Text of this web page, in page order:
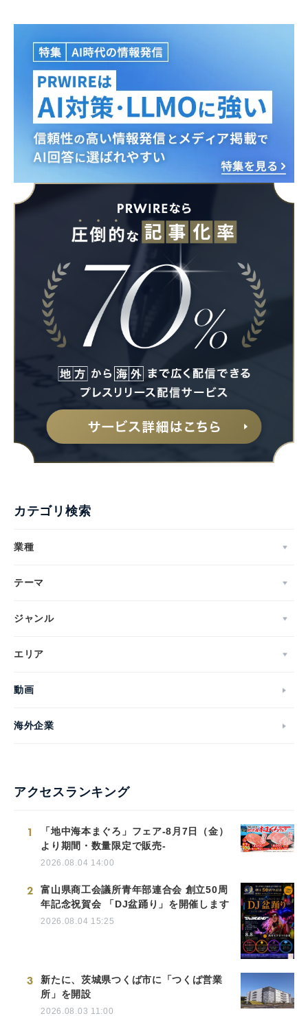
カテゴリ検索
業種
テーマ
ジャンル
エリア
動画
海外企業
アクセスランキング
1
「地中海本まぐろ」フェア-8月7日（金）
より期間・数量限定で販売-
2026.08.04 14:00
2
富山県商工会議所青年部連合会 創立50周
年記念祝賀会 「DJ盆踊り」を開催します
2026.08.04 15:25
3
新たに、茨城県つくば市に「つくば営業
所」を開設
2026.08.03 11:00